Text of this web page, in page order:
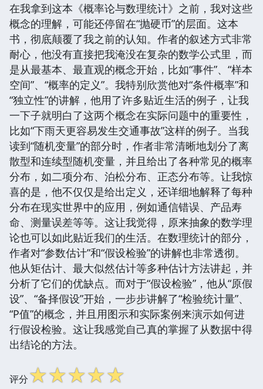
在我拿到这本《概率论与数理统计》之前，我对这些
概念的理解，可能还停留在“抛硬币”的层面。这本
书，彻底颠覆了我之前的认知。作者的叙述方式非常
耐心，他没有直接把我淹没在复杂的数学公式里，而
是从最基本、最直观的概念开始，比如“事件”、“样本
空间”、“概率的定义”。我特别欣赏他对“条件概率”和
“独立性”的讲解，他用了许多贴近生活的例子，让我
一下子就明白了这两个概念在实际问题中的重要性，
比如“下雨天更容易发生交通事故”这样的例子。当我
读到“随机变量”的部分时，作者非常清晰地划分了离
散型和连续型随机变量，并且给出了各种常见的概率
分布，如二项分布、泊松分布、正态分布等。让我惊
喜的是，他不仅仅是给出定义，还详细地解释了每种
分布在现实世界中的应用，例如通信错误、产品寿
命、测量误差等等。这让我觉得，原来抽象的数学理
论也可以如此贴近我们的生活。在数理统计的部分，
作者对“参数估计”和“假设检验”的讲解也非常透彻。
他从矩估计、最大似然估计等多种估计方法讲起，并
分析了它们的优缺点。而对于“假设检验”，他从“原假
设”、“备择假设”开始，一步步讲解了“检验统计量”、
“P值”的概念，并且用图示和实际案例来演示如何进
行假设检验。这让我感觉自己真的掌握了从数据中得
出结论的方法。
评分☆☆☆☆☆